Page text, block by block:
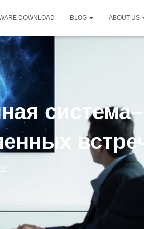
DOWNLOAD BLOG ABOUT US
система–